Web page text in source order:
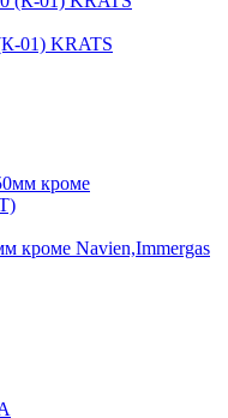
01) KRATS
кроме Navien,Immergas